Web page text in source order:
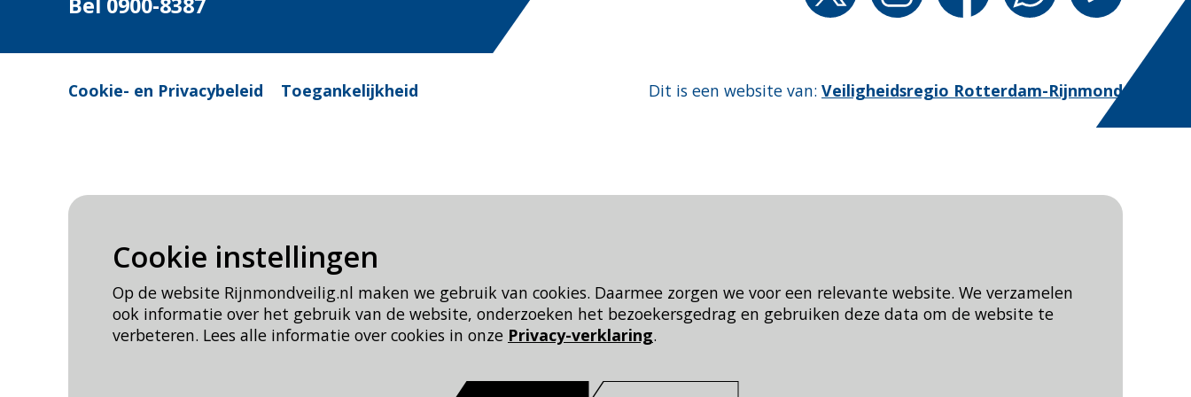
Cookie instellingen
Op de website Rijnmondveilig.nl maken we gebruik van cookies. Daarmee zorgen we voor een relevante website. We verzamelen
ook informatie over het gebruik van de website, onderzoeken het bezoekersgedrag en gebruiken deze data om de website te
verbeteren. Lees alle informatie over cookies in onze Privacy-verklaring.
Cookie- en Privacybeleid Toegankelijkheid Dit is een website van: Veiligheidsregio Rotterdam-Rijnmond